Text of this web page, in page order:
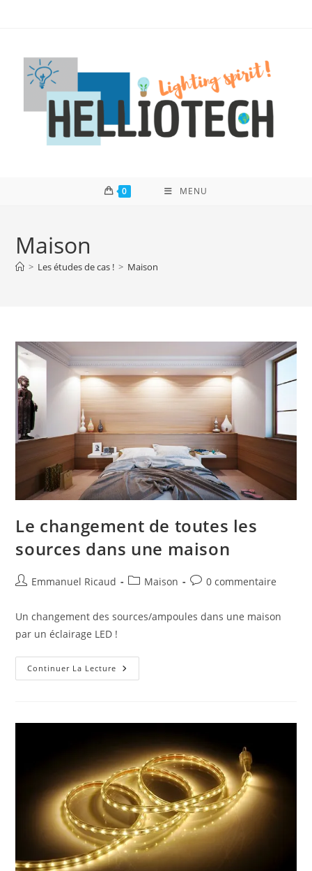
0 MENU
Maison
> Les études de cas ! > Maison
Le changement de toutes les
sources dans une maison
Auteur/autrice
la
publication :
Emmanuel Ricaud
PostMaison
Commentaires
0 commentaire
Un changement des sources/ampoules dans une maison
par un éclairage LED !
Continuer La Lecture Le
Changement
Dans
Maison